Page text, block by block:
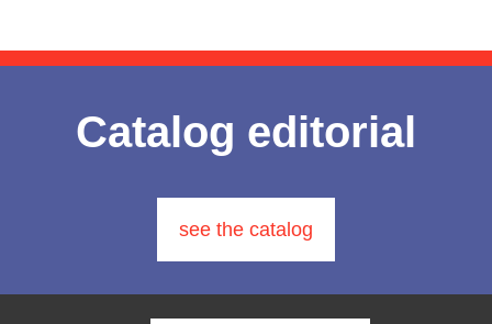
Catalog editorial
see the catalog